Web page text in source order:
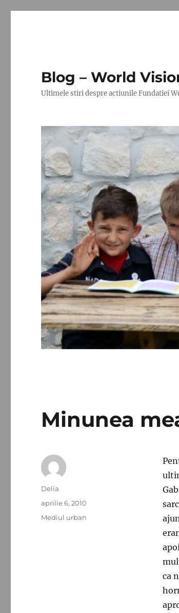
Blog – World
Ultimele stiri despre actiunile Fundatiei
Minunea
ca
Autor
Delia
Publicat
aprilie 6, 2010
Categorii
Mediul urban